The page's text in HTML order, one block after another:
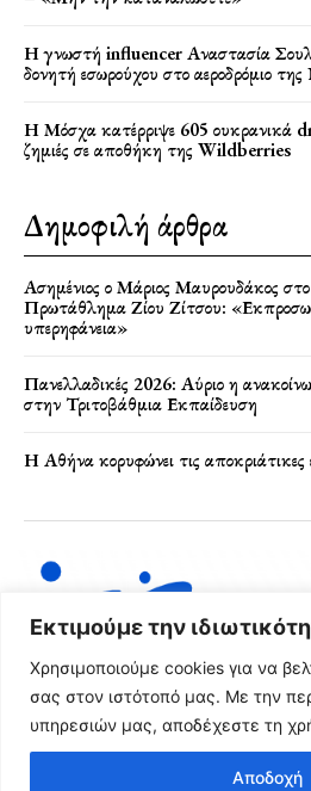
Εκτιμούμε την
Χρησιμοποιούμε cookies για να
σας στον ιστότοπό μας. Με την
υπηρεσιών μας, αποδέχεστε τη
Αποδοχή
Η γνωστή influencer Αναστασία
δονητή εσωρούχου στο αεροδρόμιο
Η Μόσχα κατέρριψε 605 ουκρανικά
ζημιές σε αποθήκη της Wildberries
Δημοφιλή άρθρα
Ασημένιος ο Μάριος Μαυρουδάκος
Πρωτάθλημα Ζίου Ζίτσου:
υπερηφάνεια»
Πανελλαδικές 2026: Αύριο η
στην Τριτοβάθμια Εκπαίδευση
Η Αθήνα κορυφώνει τις αποκριάτικες
Όροι Χρήσης &